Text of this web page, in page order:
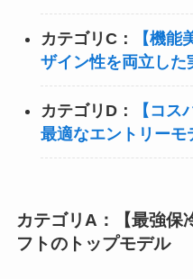
カテゴリC：
【機
ザイン性を両立した
カテゴリD：
【コス
最適なエントリーモ
カテゴリA：【最強保
フトのトップモデル